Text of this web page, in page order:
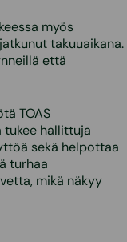
myös
takuuaikana.
että
TOAS
tukee hallittuja
sekä helpottaa
turhaa
mikä näkyy